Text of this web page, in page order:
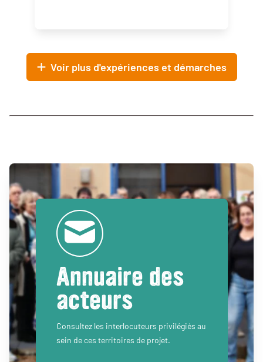
Voir plus d'expériences et démarches
Annuaire des
acteurs
Consultez les interlocuteurs privilégiés au
sein de ces territoires de projet.